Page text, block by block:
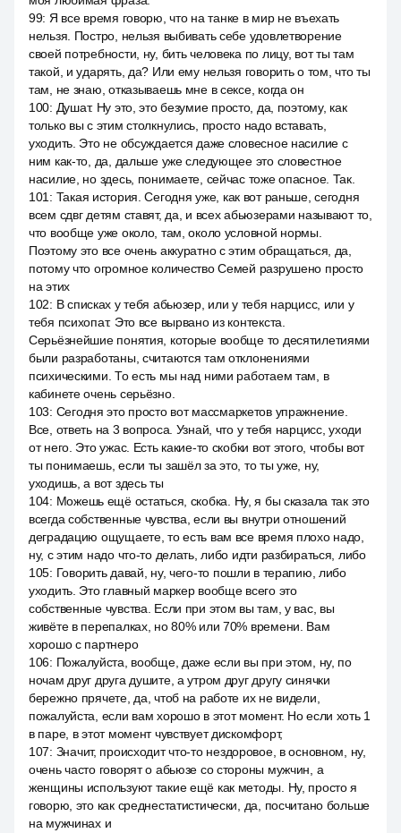
99: Я все время говорю, что на танке в мир не въехать
нельзя. Постро, нельзя выбивать себе удовлетворение
своей потребности, ну, бить человека по лицу, вот ты там
такой, и ударять, да? Или ему нельзя говорить о том, что ты
там, не знаю, отказываешь мне в сексе, когда он
100: Душат. Ну это, это безумие просто, да, поэтому, как
только вы с этим столкнулись, просто надо вставать,
уходить. Это не обсуждается даже словесное насилие с
ним как-то, да, дальше уже следующее это словестное
насилие, но здесь, понимаете, сейчас тоже опасное. Так.
101 : Такая история. Сегодня уже, как вот раньше, сегодня
всем сдвг детям ставят, да, и всех абьюзерами называют то,
что вообще уже около, там, около условной нормы.
Поэтому это все очень аккуратно с этим обращаться, да,
потому что огромное количество Семей разрушено просто
на этих
102: В списках у тебя абьюзер, или у тебя нарцисс, или у
тебя психопат. Это все вырвано из контекста.
Серьёзнейшие понятия, которые вообще то десятилетиями
были разработаны, считаются там отклонениями
психическими. То есть мы над ними работаем там, в
кабинете очень серьёзно.
103: Сегодня это просто вот массмаркетов упражнение.
Все, ответь на 3 вопроса. Узнай, что у тебя нарцисс, уходи
от него. Это ужас. Есть какие-то скобки вот этого, чтобы вот
ты понимаешь, если ты зашёл за это, то ты уже, ну,
уходишь, а вот здесь ты
104: Можешь ещё остаться, скобка. Ну, я бы сказала так это
всегда собственные чувства, если вы внутри отношений
деградацию ощущаете, то есть вам все время плохо надо,
ну, с этим надо что-то делать, либо идти разбираться, либо
105: Говорить давай, ну, чего-то пошли в терапию, либо
уходить. Это главный маркер вообще всего это
собственные чувства. Если при этом вы там, у вас, вы
живёте в перепалках, но 80% или 70% времени. Вам
хорошо с партнеро
106: Пожалуйста, вообще, даже если вы при этом, ну, по
ночам друг друга душите, а утром друг другу синячки
бережно прячете, да, чтоб на работе их не видели,
пожалуйста, если вам хорошо в этот момент. Но если хоть 1
в паре, в этот момент чувствует дискомфорт,
107: Значит, происходит что-то нездоровое, в основном, ну,
очень часто говорят о абьюзе со стороны мужчин, а
женщины используют такие ещё как методы. Ну, просто я
говорю, это как среднестатистически, да, посчитано больше
на мужчинах и